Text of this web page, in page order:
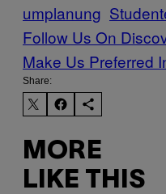
umplanung
Follow Us On
Make Us Preferred
Share:
MORE
LIKE THIS